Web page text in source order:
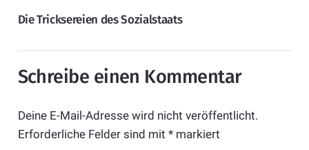
Die Tricksereien des Sozialstaats
Schreibe einen Kommentar
Deine E-Mail-Adresse wird nicht veröffentlicht.
Erforderliche Felder sind mit *markiert